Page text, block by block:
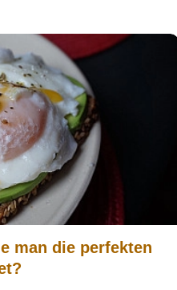
man die perfekten